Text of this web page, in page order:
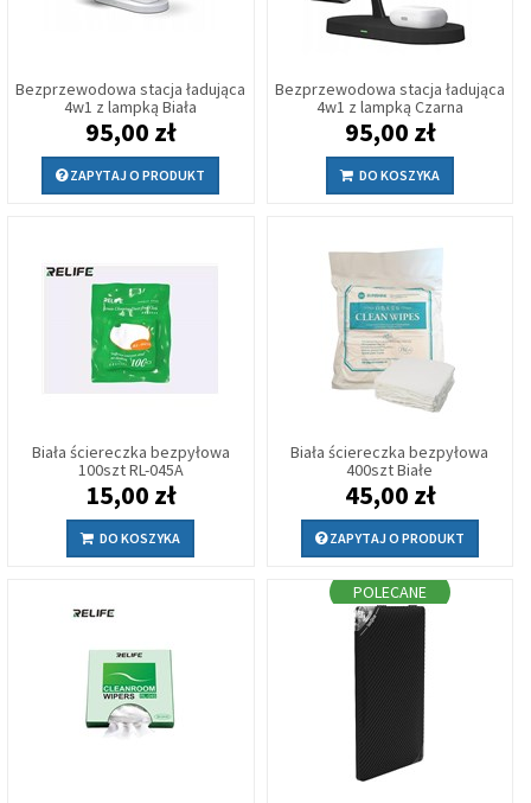
Bezprzewodowa stacja ładująca
4w1 z lampką Biała
95,00 zł
ZAPYTAJ O PRODUKT
Bezprzewodowa stacja ładująca
4w1 z lampką Czarna
95,00 zł
DO KOSZYKA
Biała ściereczka bezpyłowa
100szt RL-045A
15,00 zł
DO KOSZYKA
Biała ściereczka bezpyłowa
400szt Białe
45,00 zł
ZAPYTAJ O PRODUKT
POLECANE